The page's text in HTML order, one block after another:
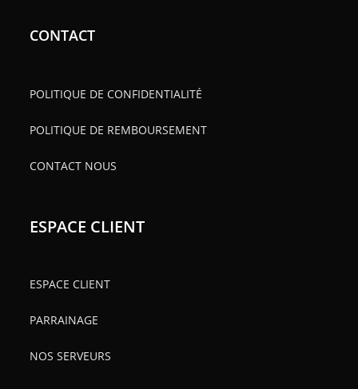
CONTACT
POLITIQUE DE CONFIDENTIALITÉ
POLITIQUE DE REMBOURSEMENT
CONTACT NOUS
ESPACE CLIENT
ESPACE CLIENT
PARRAINAGE
NOS SERVEURS